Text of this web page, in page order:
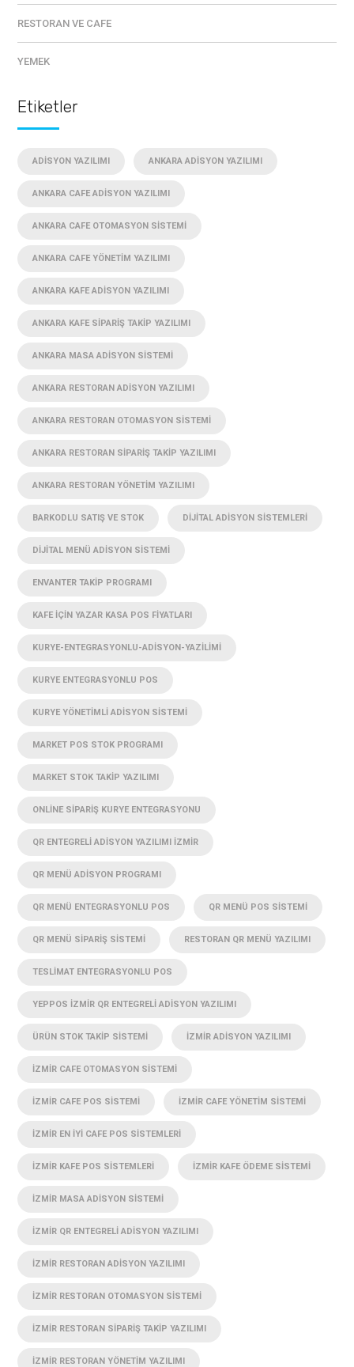
RESTORAN VE CAFE
YEMEK
Etiketler
ADISYON YAZILIMI ANKARA ADISYON YAZILIMI
ANKARA CAFE ADISYON YAZILIMI
ANKARA CAFE OTOMASYON SISTEMI
ANKARA CAFE YÖNETIM YAZILIMI
ANKARA KAFE ADISYON YAZILIMI
ANKARA KAFE SIPARIŞ TAKIP YAZILIMI
ANKARA MASA ADISYON SISTEMI
ANKARA RESTORAN ADISYON YAZILIMI
ANKARA RESTORAN OTOMASYON SISTEMI
ANKARA RESTORAN SIPARIŞ TAKIP YAZILIMI
ANKARA RESTORAN YÖNETIM YAZILIMI
BARKODLU SATIŞ VE STOK DIJITAL ADISYON SISTEMLERI
DIJITAL MENÜ ADISYON SISTEMI
ENVANTER TAKIP PROGRAMI
KAFE IÇIN YAZAR KASA POS FIYATLARI
KURYE-ENTEGRASYONLU-ADISYON-YAZILIMI
KURYE ENTEGRASYONLU POS
KURYE YÖNETIMLI ADISYON SISTEMI
MARKET POS STOK PROGRAMI
MARKET STOK TAKIP YAZILIMI
ONLINE SIPARIŞ KURYE ENTEGRASYONU
QR ENTEGRELI ADISYON YAZILIMI İZMIR
QR MENÜ ADISYON PROGRAMI
QR MENÜ ENTEGRASYONLU POS QR MENÜ POS SISTEMI
QR MENÜ SIPARIŞ SISTEMI RESTORAN QR MENÜ YAZILIMI
TESLIMAT ENTEGRASYONLU POS
YEPPOS İZMIR QR ENTEGRELI ADISYON YAZILIMI
ÜRÜN STOK TAKIP SISTEMI İZMIR ADISYON YAZILIMI
İZMIR CAFE OTOMASYON SISTEMI
İZMIR CAFE POS SISTEMI İZMIR CAFE YÖNETIM SISTEMI
İZMIR EN IYI CAFE POS SISTEMLERI
İZMIR KAFE POS SISTEMLERI İZMIR KAFE ÖDEME SISTEMI
İZMIR MASA ADISYON SISTEMI
İZMIR QR ENTEGRELI ADISYON YAZILIMI
İZMIR RESTORAN ADISYON YAZILIMI
İZMIR RESTORAN OTOMASYON SISTEMI
İZMIR RESTORAN SIPARIŞ TAKIP YAZILIMI
İZMIR RESTORAN YÖNETIM YAZILIMI